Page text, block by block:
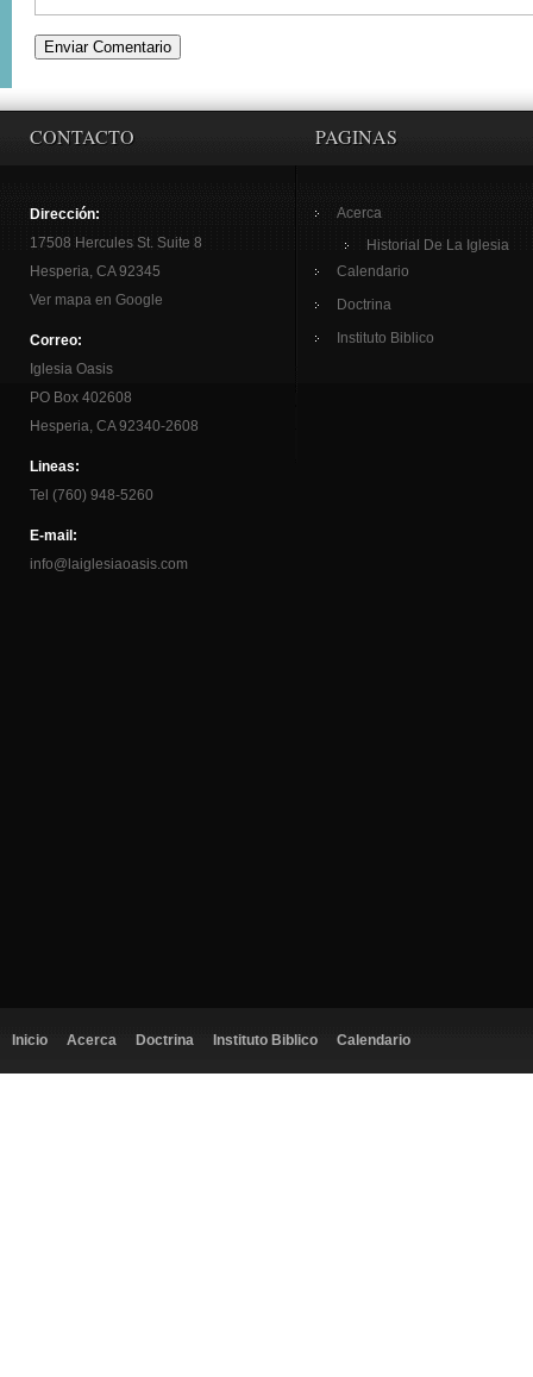
CONTACTO
Dirección:
17508 Hercules St. Suite 8
Hesperia, CA 92345
Ver mapa en Google
Correo:
Iglesia Oasis
PO Box 402608
Hesperia, CA 92340-2608
Lineas:
Tel (760) 948-5260
E-mail:
info@laiglesiaoasis.com
PAGINAS
Acerca
Historial De La Iglesia
Calendario
Doctrina
Instituto Biblico
Inicio Acerca Doctrina Instituto Biblico Calendario